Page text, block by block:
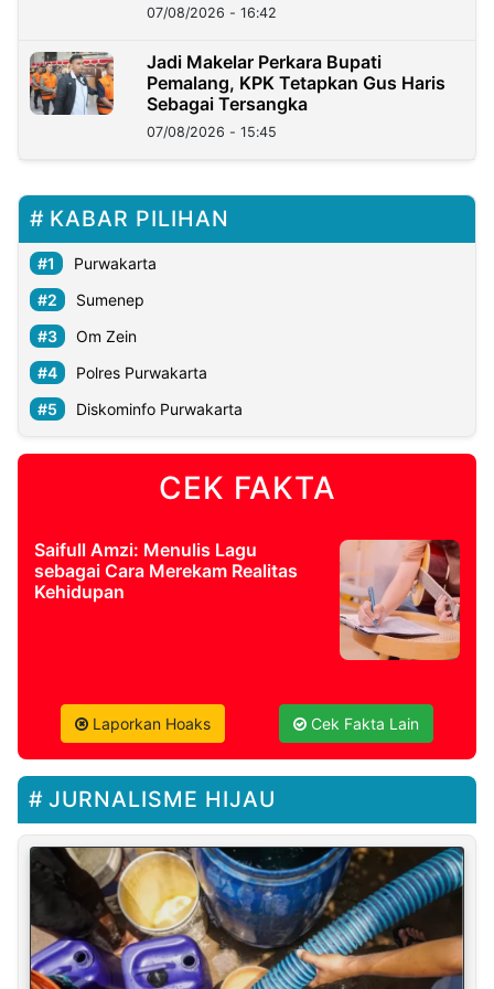
07/08/2026 - 16:42
Jadi Makelar Perkara Bupati
Pemalang, KPK Tetapkan Gus Haris
Sebagai Tersangka
07/08/2026 - 15:45
KABAR PILIHAN
Purwakarta
Sumenep
Om Zein
Polres Purwakarta
Diskominfo Purwakarta
CEK FAKTA
Saifull Amzi: Menulis Lagu
sebagai Cara Merekam Realitas
Kehidupan
Laporkan Hoaks Cek Fakta Lain
JURNALISME HIJAU